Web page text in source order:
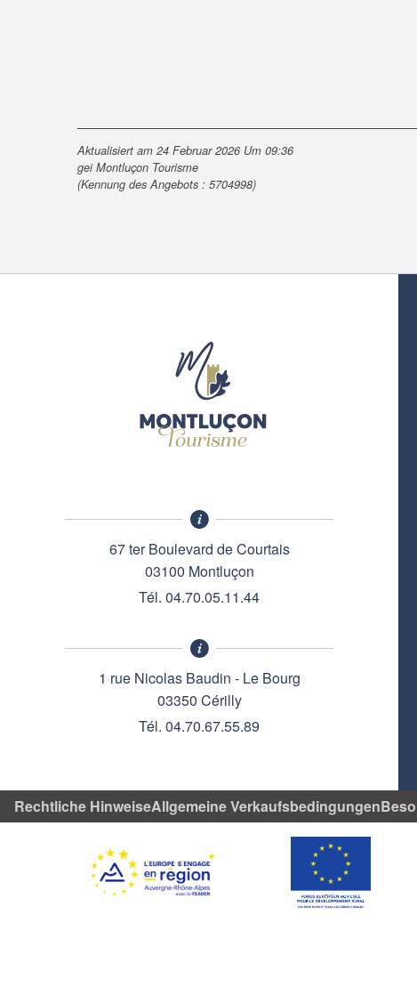
Aktualisiert am 24 Februar 2026 Um 09:36
gei Montluçon Tourisme
(Kennung des Angebots : 5704998)
67 ter Boulevard de Courtais
03100 Montluçon
Tél. 04.70.05.11.44
1 rue Nicolas Baudin - Le Bourg
03350 Cérilly
Tél. 04.70.67.55.89
Rechtliche HinweiseAllgemeine Verkaufsbedingungen